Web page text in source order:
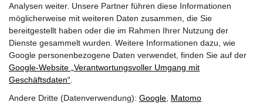
› Hofschmankerl
› Bilder & Videos
› Wellness
› Bewertungen
Analysen weiter. Unsere Partner führen diese Informationen
möglicherweise mit weiteren Daten zusammen, die Sie
bereitgestellt haben oder die im Rahmen Ihrer Nutzung der
Dienste gesammelt wurden. Weitere Informationen dazu, wie
Google personenbezogene Daten verwendet, finden Sie auf der
Google‑Website „Verantwortungsvoller Umgang mit
Geschäftsdaten“
Andere Dritte (Datenverwendung): Google Matomo